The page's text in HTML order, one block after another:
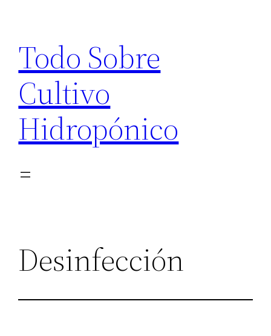
contenido
Todo Sobre
Cultivo
Hidropónico
Desinfección